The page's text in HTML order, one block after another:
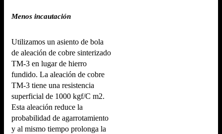
Menos incautación
Utilizamos un asiento de bola
de aleación de cobre sinterizado
TM-3 en lugar de hierro
fundido. La aleación de cobre
TM-3 tiene una resistencia
superficial de 1000 kgf/C m2.
Esta aleación reduce la
probabilidad de agarrotamiento
y al mismo tiempo prolonga la